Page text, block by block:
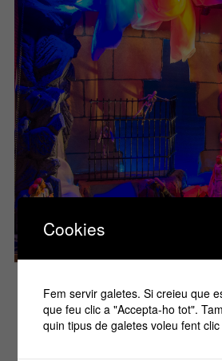
Els Pastorets de la
POSTED
OCTUBRE 27, 2021
Cookies
Fem servir galetes. Si creieu que
que feu clic a "Accepta-ho tot".
quin tipus de galetes voleu fent